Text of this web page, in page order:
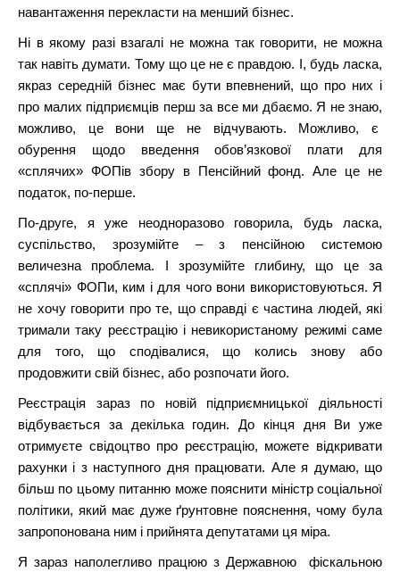
навантаження перекласти на менший бізнес.
Ні в якому разі взагалі не можна так говорити, не можна
так навіть думати. Тому що це не є правдою. І, будь ласка,
якраз середній бізнес має бути впевнений, що про них і
про малих підприємців перш за все ми дбаємо. Я не знаю,
можливо, це вони ще не відчувають. Можливо, є
обурення щодо введення обов’язкової плати для
«сплячих» ФОПів збору в Пенсійний фонд. Але це не
податок, по-перше.
По-друге, я уже неодноразово говорила, будь ласка,
суспільство, зрозумійте – з пенсійною системою
величезна проблема. І зрозумійте глибину, що це за
«сплячі» ФОПи, ким і для чого вони використовуються. Я
не хочу говорити про те, що справді є частина людей, які
тримали таку реєстрацію і невикористаному режимі саме
для того, що сподівалися, що колись знову або
продовжити свій бізнес, або розпочати його.
Реєстрація зараз по новій підприємницької діяльності
відбувається за декілька годин. До кінця дня Ви уже
отримуєте свідоцтво про реєстрацію, можете відкривати
рахунки і з наступного дня працювати. Але я думаю, що
більш по цьому питанню може пояснити міністр соціальної
політики, який має дуже ґрунтовне пояснення, чому була
запропонована ним і прийнята депутатами ця міра.
Я зараз наполегливо працюю з Державною фіскальною